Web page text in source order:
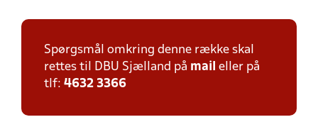
Spørgsmål omkring denne række skal
rettes til DBU Sjælland på mail eller på
tlf: 4632 3366